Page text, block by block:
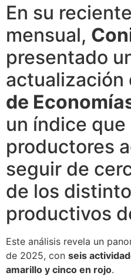
En su
mensual,
presentado
actualización
de
un índice
productores
seguir de
de los
productivos
Este análisis revela un
de 2025, con seis
amarillo y cinco en rojo.